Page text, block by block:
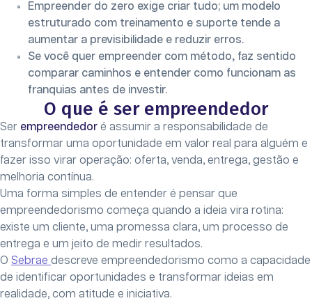
Empreender do zero exige criar tudo; um modelo
estruturado com treinamento e suporte tende a
aumentar a previsibilidade e reduzir erros.
Se você quer empreender com método, faz sentido
comparar caminhos e entender como funcionam as
franquias antes de investir.
O que é ser empreendedor
Ser empreendedor é assumir a responsabilidade de
transformar uma oportunidade em valor real para alguém e
fazer isso virar operação: oferta, venda, entrega, gestão e
melhoria contínua.
Uma forma simples de entender é pensar que
empreendedorismo começa quando a ideia vira rotina:
existe um cliente, uma promessa clara, um processo de
entrega e um jeito de medir resultados.
O Sebrae descreve empreendedorismo como a capacidade
de identificar oportunidades e transformar ideias em
realidade, com atitude e iniciativa.